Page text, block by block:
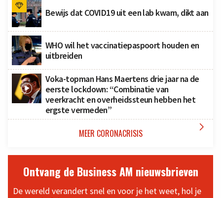
Bewijs dat COVID19 uit een lab kwam, dikt aan
WHO wil het vaccinatiepaspoort houden en
uitbreiden
Voka-topman Hans Maertens drie jaar na de
eerste lockdown: “Combinatie van
veerkracht en overheidssteun hebben het
ergste vermeden”
MEER CORONACRISIS 
Ontvang de Business AM nieuwsbrieven
De wereld verandert snel en voor je het weet, hol je